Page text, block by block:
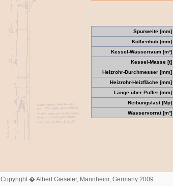
Spurweite [mm]
Kolbenhub [mm]
Kessel-Wasserraum [m³]
Kessel-Masse [t]
Heizrohr-Durchmesser [mm]
Heizrohr-Heizfläche [mm]
Länge über Puffer [mm]
Reibungslast [Mp]
Wasservorrat [m³]
Copyright � Albert Gieseler, Mannheim, Germany 2009